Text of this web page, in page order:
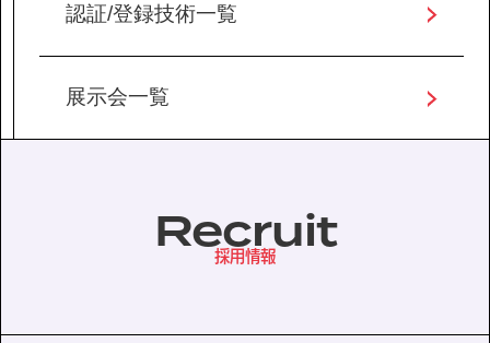
認証/登録技術一覧
展示会一覧
Recruit
採用情報